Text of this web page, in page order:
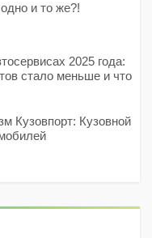
и то же?!
2025 года:
стало меньше и что
Кузовпорт: Кузовной